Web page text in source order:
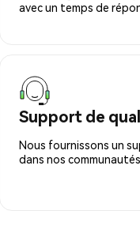
avec un temps de
Support de
Nous fournissons un
dans nos